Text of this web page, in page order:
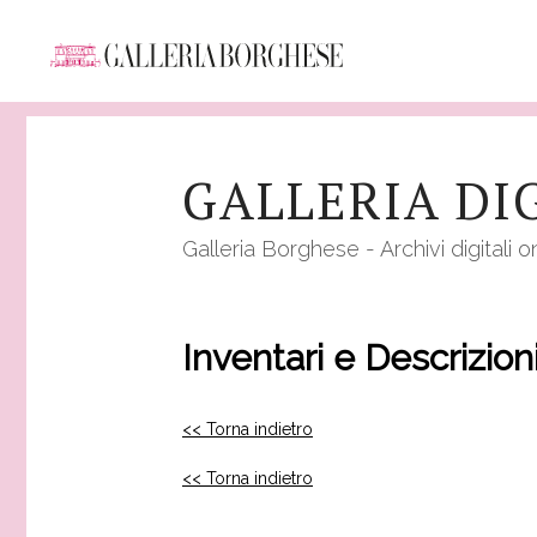
GALLERIA
Galleria Borghese - Archivi digitali
Inventari e
<< Torna indietro
<< Torna indietro